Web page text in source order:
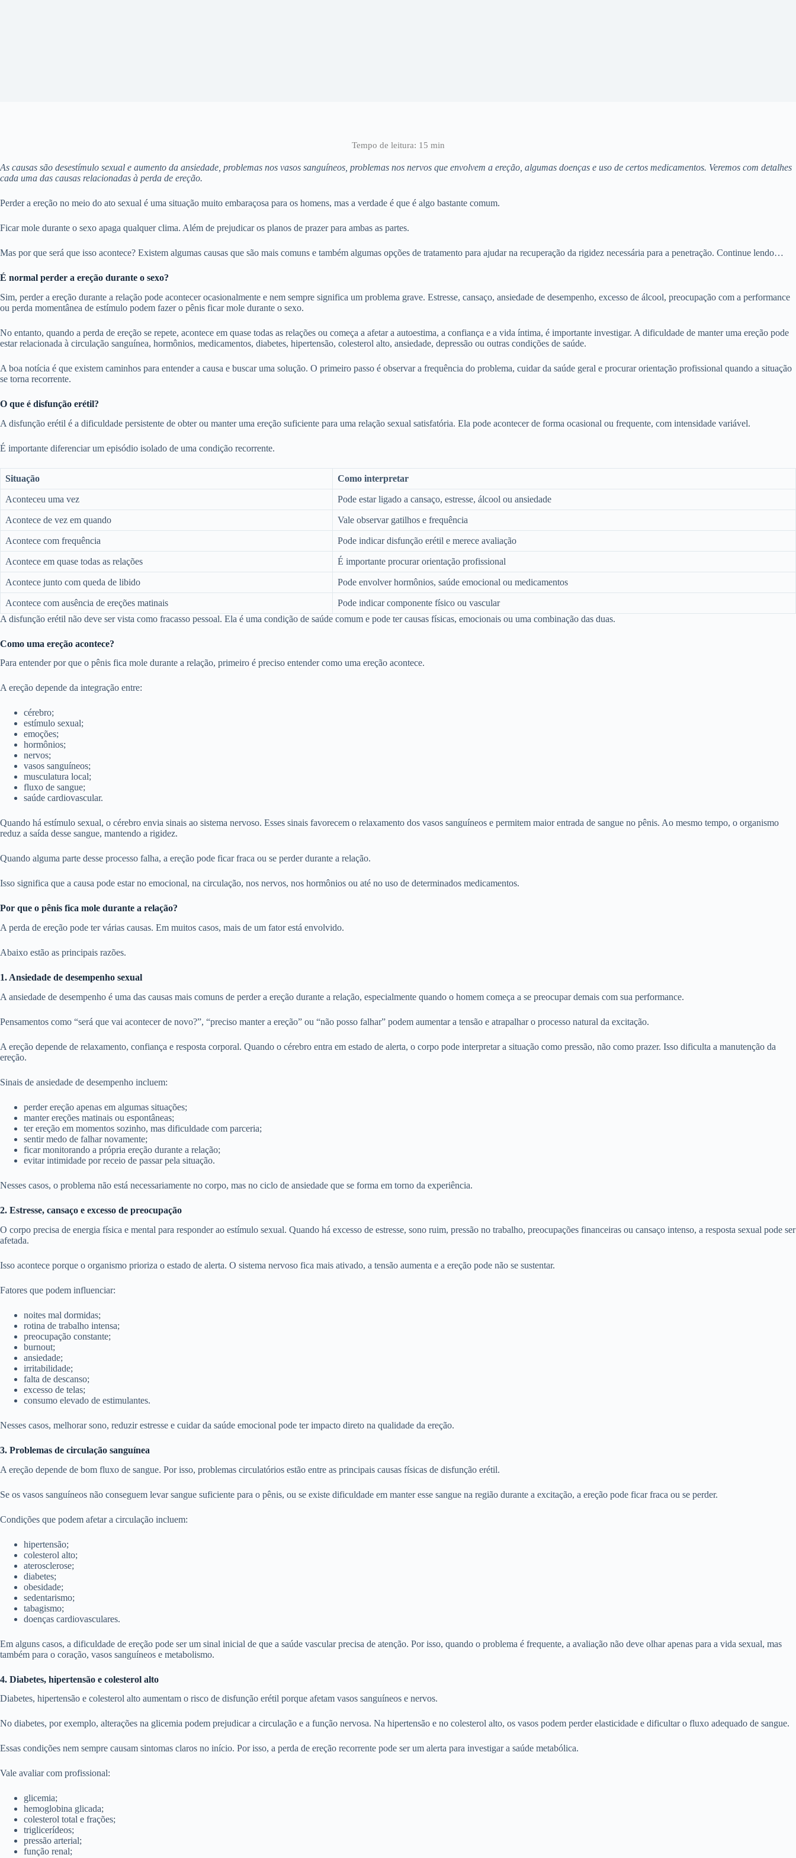
As causas são desestímulo sexual e aumento da ansiedade, problemas nos vasos sanguíneos, problemas nos nervos que envolvem a ereção, algumas doenças e uso de certos medicamentos. Veremos com detalhes
cada uma das causas relacionadas à perda de ereção.
Perder a ereção no meio do ato sexual é uma situação muito embaraçosa para os homens, mas a verdade é que é algo bastante comum.
Ficar mole durante o sexo apaga qualquer clima. Além de prejudicar os planos de prazer para ambas as partes.
Mas por que será que isso acontece? Existem algumas causas que são mais comuns e também algumas opções de tratamento para ajudar na recuperação da rigidez necessária para a penetração. Continue lendo…
É normal perder a ereção durante o sexo?
Sim, perder a ereção durante a relação pode acontecer ocasionalmente e nem sempre significa um problema grave. Estresse, cansaço, ansiedade de desempenho, excesso de álcool, preocupação com a performance
ou perda momentânea de estímulo podem fazer o pênis ficar mole durante o sexo.
No entanto, quando a perda de ereção se repete, acontece em quase todas as relações ou começa a afetar a autoestima, a confiança e a vida íntima, é importante investigar. A dificuldade de manter uma ereção pode
estar relacionada à circulação sanguínea, hormônios, medicamentos, diabetes, hipertensão, colesterol alto, ansiedade, depressão ou outras condições de saúde.
A boa notícia é que existem caminhos para entender a causa e buscar uma solução. O primeiro passo é observar a frequência do problema, cuidar da saúde geral e procurar orientação profissional quando a situação
se torna recorrente.
O que é disfunção erétil?
A disfunção erétil é a dificuldade persistente de obter ou manter uma ereção suficiente para uma relação sexual satisfatória. Ela pode acontecer de forma ocasional ou frequente, com intensidade variável.
É importante diferenciar um episódio isolado de uma condição recorrente.
Situação Como interpretar
Aconteceu uma vez Pode estar ligado a cansaço, estresse, álcool ou ansiedade
Acontece de vez em quando Vale observar gatilhos e frequência
Acontece com frequência Pode indicar disfunção erétil e merece avaliação
Acontece em quase todas as relações É importante procurar orientação profissional
Acontece junto com queda de libido Pode envolver hormônios, saúde emocional ou medicamentos
Acontece com ausência de ereções matinais
Pode indicar componente físico ou vascular
A disfunção erétil não deve ser vista como fracasso pessoal. Ela é uma condição de saúde comum e pode ter causas físicas, emocionais ou uma combinação das duas.
Como uma ereção acontece?
Para entender por que o pênis fica mole durante a relação, primeiro é preciso entender como uma ereção acontece.
A ereção depende da integração entre:
cérebro;
estímulo sexual;
emoções;
hormônios;
nervos;
vasos sanguíneos;
musculatura local;
fluxo de sangue;
saúde cardiovascular.
Quando há estímulo sexual, o cérebro envia sinais ao sistema nervoso. Esses sinais favorecem o relaxamento dos vasos sanguíneos e permitem maior entrada de sangue no pênis. Ao mesmo tempo, o organismo
reduz a saída desse sangue, mantendo a rigidez.
Quando alguma parte desse processo falha, a ereção pode ficar fraca ou se perder durante a relação.
Isso significa que a causa pode estar no emocional, na circulação, nos nervos, nos hormônios ou até no uso de determinados medicamentos.
Por que o pênis fica mole durante a relação?
A perda de ereção pode ter várias causas. Em muitos casos, mais de um fator está envolvido.
Abaixo estão as principais razões.
1. Ansiedade de desempenho sexual
A ansiedade de desempenho é uma das causas mais comuns de perder a ereção durante a relação, especialmente quando o homem começa a se preocupar demais com sua performance.
Pensamentos como “será que vai acontecer de novo?”, “preciso manter a ereção” ou “não posso falhar” podem aumentar a tensão e atrapalhar o processo natural da excitação.
A ereção depende de relaxamento, confiança e resposta corporal. Quando o cérebro entra em estado de alerta, o corpo pode interpretar a situação como pressão, não como prazer. Isso dificulta a manutenção da
ereção.
Sinais de ansiedade de desempenho incluem:
perder ereção apenas em algumas situações;
manter ereções matinais ou espontâneas;
ter ereção em momentos sozinho, mas dificuldade com parceria;
sentir medo de falhar novamente;
ficar monitorando a própria ereção durante a relação;
evitar intimidade por receio de passar pela situação.
Nesses casos, o problema não está necessariamente no corpo, mas no ciclo de ansiedade que se forma em torno da experiência.
2. Estresse, cansaço e excesso de preocupação
O corpo precisa de energia física e mental para responder ao estímulo sexual. Quando há excesso de estresse, sono ruim, pressão no trabalho, preocupações financeiras ou cansaço intenso, a resposta sexual pode ser
afetada.
Isso acontece porque o organismo prioriza o estado de alerta. O sistema nervoso fica mais ativado, a tensão aumenta e a ereção pode não se sustentar.
Fatores que podem influenciar:
noites mal dormidas;
rotina de trabalho intensa;
preocupação constante;
burnout;
ansiedade;
irritabilidade;
falta de descanso;
excesso de telas;
consumo elevado de estimulantes.
Nesses casos, melhorar sono, reduzir estresse e cuidar da saúde emocional pode ter impacto direto na qualidade da ereção.
3. Problemas de circulação sanguínea
A ereção depende de bom fluxo de sangue. Por isso, problemas circulatórios estão entre as principais causas físicas de disfunção erétil.
Se os vasos sanguíneos não conseguem levar sangue suficiente para o pênis, ou se existe dificuldade em manter esse sangue na região durante a excitação, a ereção pode ficar fraca ou se perder.
Condições que podem afetar a circulação incluem:
hipertensão;
colesterol alto;
aterosclerose;
diabetes;
obesidade;
sedentarismo;
tabagismo;
doenças cardiovasculares.
Em alguns casos, a dificuldade de ereção pode ser um sinal inicial de que a saúde vascular precisa de atenção. Por isso, quando o problema é frequente, a avaliação não deve olhar apenas para a vida sexual, mas
também para o coração, vasos sanguíneos e metabolismo.
4. Diabetes, hipertensão e colesterol alto
Diabetes, hipertensão e colesterol alto aumentam o risco de disfunção erétil porque afetam vasos sanguíneos e nervos.
No diabetes, por exemplo, alterações na glicemia podem prejudicar a circulação e a função nervosa. Na hipertensão e no colesterol alto, os vasos podem perder elasticidade e dificultar o fluxo adequado de sangue.
Essas condições nem sempre causam sintomas claros no início. Por isso, a perda de ereção recorrente pode ser um alerta para investigar a saúde metabólica.
Vale avaliar com profissional:
glicemia;
hemoglobina glicada;
colesterol total e frações;
triglicerídeos;
pressão arterial;
função renal;